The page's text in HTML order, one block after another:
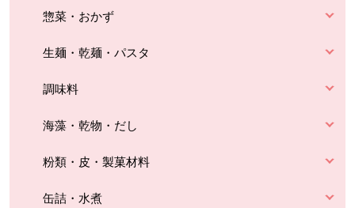
惣菜・おかず
生麺・乾麺・パスタ
調味料
海藻・乾物・だし
粉類・皮・製菓材料
缶詰・水煮